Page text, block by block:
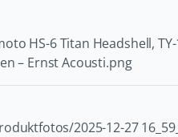
HS-6 Titan Headshell,
– Ernst Acousti.png
2025-12-27